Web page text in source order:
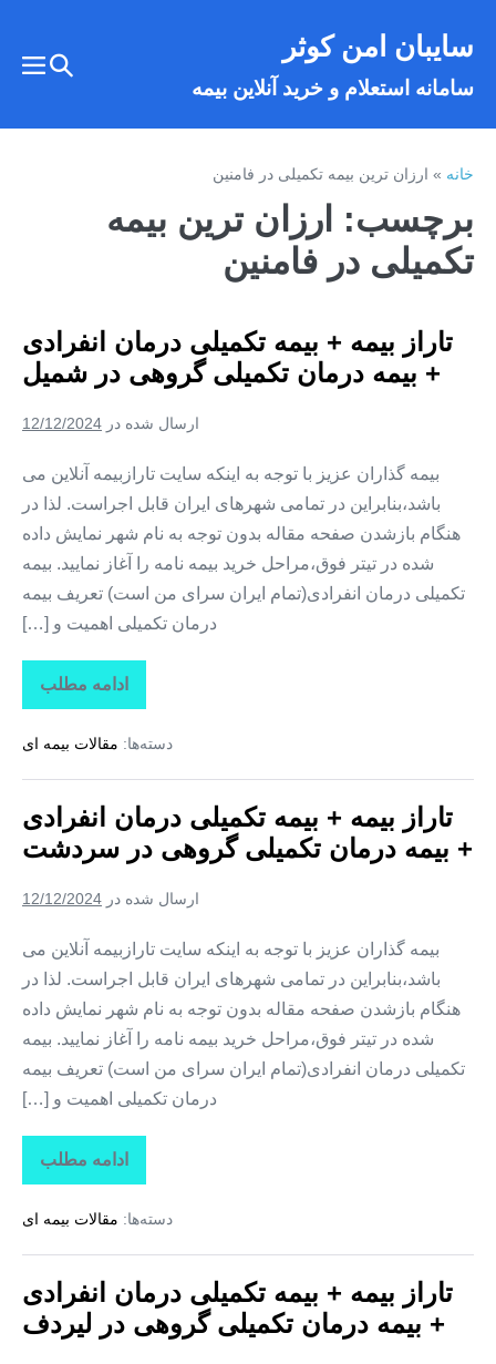
سایبان امن کوثر
سامانه استعلام و خرید آنلاین بیمه
تغییر
خانه»ارزان ترین بیمه تکمیلی در فامنین
برچسب: ارزان ترین بیمه
تکمیلی در فامنین
تاراز بیمه + بیمه تکمیلی درمان انفرادی
+ بیمه درمان تکمیلی گروهی در شمیل
ارسال شده در 12/12/2024
بیمه گذاران عزیز با توجه به اینکه سایت تارازبیمه آنلاین می
باشد،بنابراین در تمامی شهرهای ایران قابل اجراست. لذا در
هنگام بازشدن صفحه مقاله بدون توجه به نام شهر نمایش داده
شده در تیتر فوق،مراحل خرید بیمه نامه را آغاز نمایید. بیمه
تکمیلی درمان انفرادی(تمام ایران سرای من است) تعریف بیمه
درمان تکمیلی اهمیت و […]
ادامه مطلب
تاراز
بیمه
بیمه
درمان
+
بیمه
درمان
تکمیلی
در
دسته‌ها: مقالات بیمه ای
تاراز بیمه + بیمه تکمیلی درمان انفرادی
+ بیمه درمان تکمیلی گروهی در سردشت
ارسال شده در 12/12/2024
بیمه گذاران عزیز با توجه به اینکه سایت تارازبیمه آنلاین می
باشد،بنابراین در تمامی شهرهای ایران قابل اجراست. لذا در
هنگام بازشدن صفحه مقاله بدون توجه به نام شهر نمایش داده
شده در تیتر فوق،مراحل خرید بیمه نامه را آغاز نمایید. بیمه
تکمیلی درمان انفرادی(تمام ایران سرای من است) تعریف بیمه
درمان تکمیلی اهمیت و […]
ادامه مطلب
تاراز
بیمه
بیمه
درمان
+
بیمه
درمان
تکمیلی
دسته‌ها: مقالات بیمه ای
تاراز بیمه + بیمه تکمیلی درمان انفرادی
+ بیمه درمان تکمیلی گروهی در لیردف